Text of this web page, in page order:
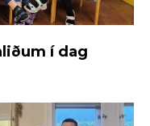
í dag